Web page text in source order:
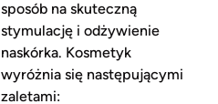
sposób na skuteczną
stymulację i odżywienie
naskórka. Kosmetyk
wyróżnia się następującymi
zaletami: